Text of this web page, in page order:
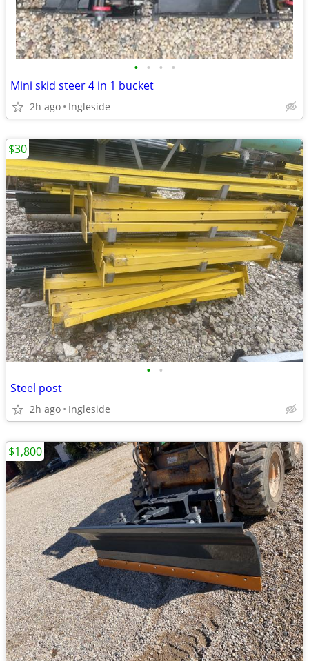
• • • •
Mini skid steer 4 in 1 bucket
2h ago Ingleside
• •
Steel post
2h ago Ingleside
$30
$1,800